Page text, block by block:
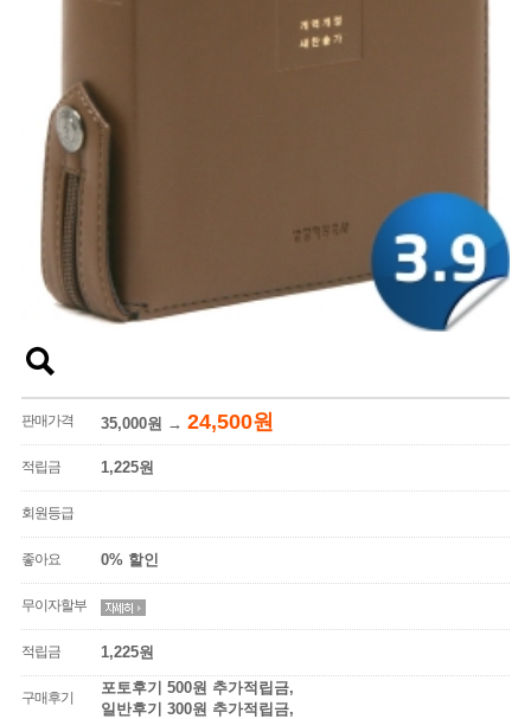
판매가격 35,000원 → 24,500원
적립금 1,225원
회원등급
좋아요 0% 할인
무이자할부
적립금 1,225원
구매후기
포토후기 500원 추가적립금,
일반후기 300원 추가적립금,